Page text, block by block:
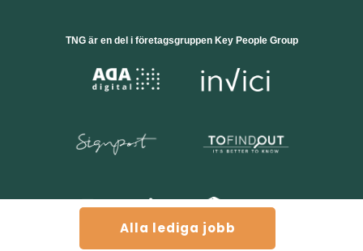
Alla lediga jobb
TNG är en del i företagsgruppen Key People Group